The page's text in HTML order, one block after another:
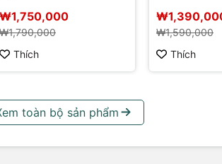
₩1,750,000
₩1,790,000
Thích
₩1,590,000
Thích
toàn bộ sản phẩm